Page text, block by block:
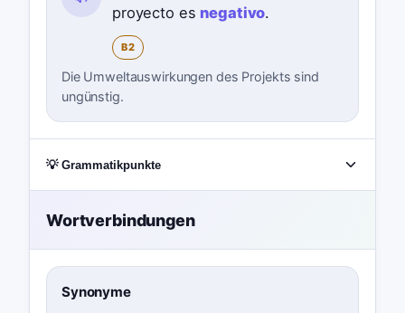
proyecto es negativo.
B2
Die Umweltauswirkungen des Projekts sind
ungünstig.
💡 Grammatikpunkte
Wortverbindungen
Synonyme